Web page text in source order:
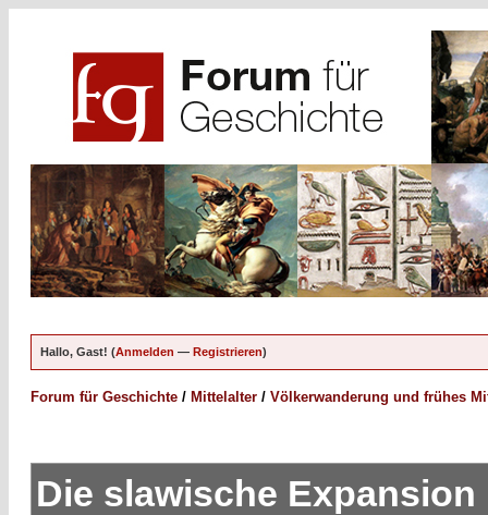
Hallo, Gast! (Anmelden — Registrieren)
Forum für Geschichte / Mittelalter / Völkerwanderung und frühes
Die slawische Expansion